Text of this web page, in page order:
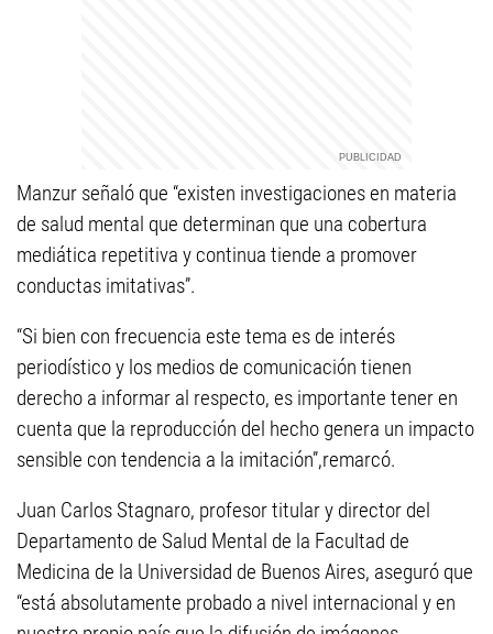
Manzur señaló que “existen investigaciones en materia
de salud mental que determinan que una cobertura
mediática repetitiva y continua tiende a promover
conductas imitativas”.
“Si bien con frecuencia este tema es de interés
periodístico y los medios de comunicación tienen
derecho a informar al respecto, es importante tener en
cuenta que la reproducción del hecho genera un impacto
sensible con tendencia a la imitación”,remarcó.
Juan Carlos Stagnaro, profesor titular y director del
Departamento de Salud Mental de la Facultad de
Medicina de la Universidad de Buenos Aires, aseguró que
“está absolutamente probado a nivel internacional y en